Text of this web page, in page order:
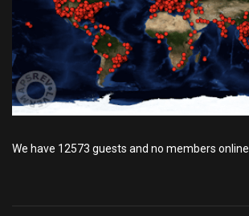
We have 12573 guests and no members online